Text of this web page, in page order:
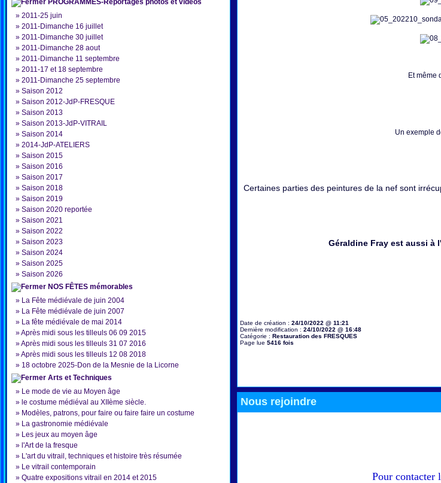
PROGRAMMES-Reportages photos et vidéos
» 2011-25 juin
» 2011-Dimanche 16 juillet
» 2011-Dimanche 30 juillet
» 2011-Dimanche 28 aout
» 2011-Dimanche 11 septembre
» 2011-17 et 18 septembre
» 2011-Dimanche 25 septembre
» Saison 2012
» Saison 2012-JdP-FRESQUE
» Saison 2013
» Saison 2013-JdP-VITRAIL
» Saison 2014
» 2014-JdP-ATELIERS
» Saison 2015
» Saison 2016
» Saison 2017
» Saison 2018
» Saison 2019
» Saison 2020 reportée
» Saison 2021
» Saison 2022
» Saison 2023
» Saison 2024
» Saison 2025
» Saison 2026
NOS FÊTES mémorables
» La Fête médiévale de juin 2004
» La Fête médiévale de juin 2007
» La fête médiévale de mai 2014
»Après midi sous les tilleuls 06 09 2015
»Après midi sous les tilleuls 31 07 2016
»Après midi sous les tilleuls 12 08 2018
» 18 octobre 2025-Don de la Mesnie de la Licorne
Arts et Techniques
» Le mode de vie au Moyen âge
» le costume médiéval au XIIème siècle.
» Modèles, patrons, pour faire ou faire faire un costume
» La gastronomie médiévale
» Les jeux au moyen âge
» l'Art de la fresque
» L'art du vitrail, techniques et histoire très résumée
» Le vitrail contemporain
» Quatre expositions vitrail en 2014 et 2015
Et même
Un exemple
Certaines parties des peintures de la nef sont
Géraldine Fray est aussi à
Date de création : 24/10/2022 @ 11:21
Dernière modification : 24/10/2022 @ 16:48
Catégorie : Restauration des FRESQUES
Page lue 5416 fois
Nous rejoindre
Pour contacter